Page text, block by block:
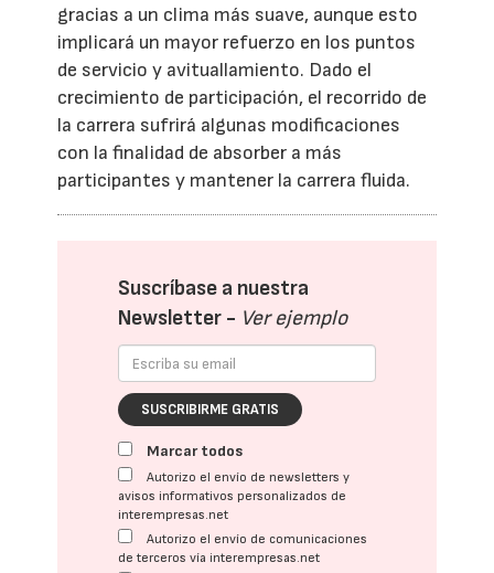
gracias a un clima más suave, aunque esto
implicará un mayor refuerzo en los puntos
de servicio y avituallamiento. Dado el
crecimiento de participación, el recorrido de
la carrera sufrirá algunas modificaciones
con la finalidad de absorber a más
participantes y mantener la carrera fluida.
Suscríbase a nuestra
Newsletter - Ver ejemplo
SUSCRIBIRME GRATIS
Marcar todos
Autorizo el envío de newsletters y
avisos informativos personalizados de
interempresas.net
Autorizo el envío de comunicaciones
de terceros vía interempresas.net